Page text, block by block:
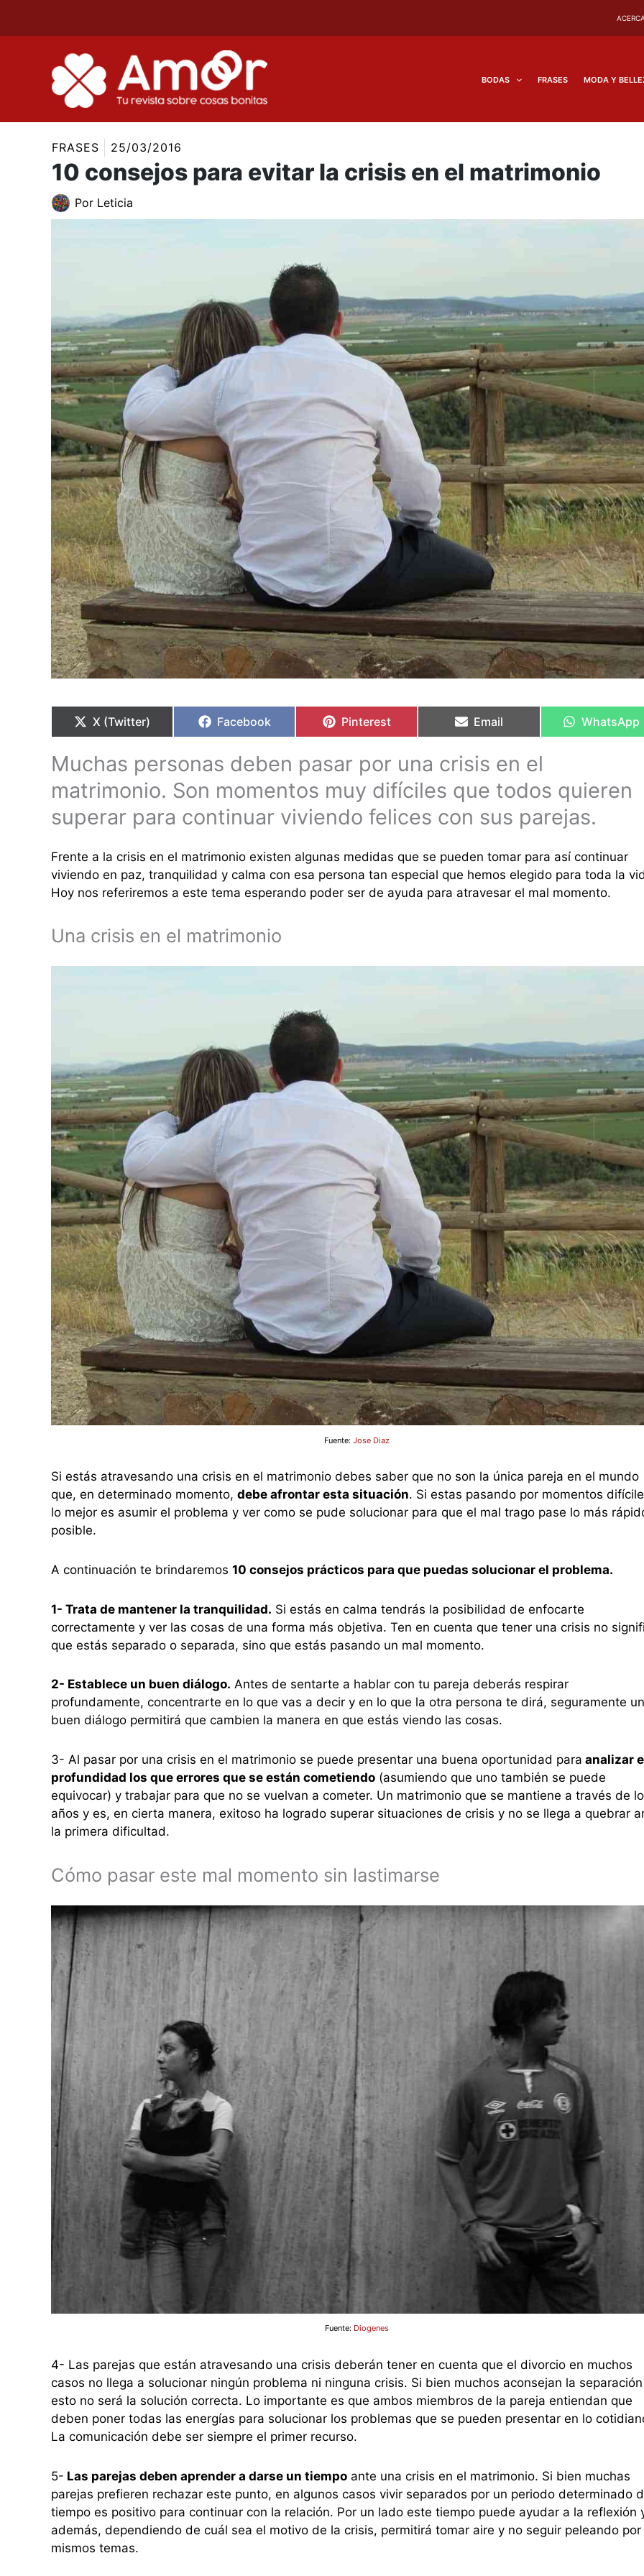
BODAS FRASES MODA Y
FRASES 25/03/2016
10 consejos para evitar la crisis en el matrimonio
Por Leticia
en
X (Twitter)
en
Facebook
en
Pinterest
en
Email
en
WhatsApp
Muchas personas deben pasar por una crisis en el
matrimonio. Son momentos muy difíciles que todos quieren
superar para continuar viviendo felices con sus parejas.
Frente a la crisis en el matrimonio existen algunas medidas que se pueden tomar para así continuar
viviendo en paz, tranquilidad y calma con esa persona tan especial que hemos elegido para toda la
Hoy nos referiremos a este tema esperando poder ser de ayuda para atravesar el mal momento.
Una crisis en el matrimonio
Fuente: Jose Diaz
Si estás atravesando una crisis en el matrimonio debes saber que no son la única pareja en el mundo
que, en determinado momento, debe afrontar esta situación. Si estas pasando por momentos
lo mejor es asumir el problema y ver como se pude solucionar para que el mal trago pase lo más
posible.
A continuación te brindaremos 10 consejos prácticos para que puedas solucionar el problema.
1- Trata de mantener la tranquilidad. Si estás en calma tendrás la posibilidad de enfocarte
correctamente y ver las cosas de una forma más objetiva. Ten en cuenta que tener una crisis no
que estás separado o separada, sino que estás pasando un mal momento.
2- Establece un buen diálogo. Antes de sentarte a hablar con tu pareja deberás respirar
profundamente, concentrarte en lo que vas a decir y en lo que la otra persona te dirá, seguramente un
buen diálogo permitirá que cambien la manera en que estás viendo las cosas.
3- Al pasar por una crisis en el matrimonio se puede presentar una buena oportunidad para analizar
profundidad los que errores que se están cometiendo(asumiendo que uno también se puede
equivocar) y trabajar para que no se vuelvan a cometer. Un matrimonio que se mantiene a través de
años y es, en cierta manera, exitoso ha logrado superar situaciones de crisis y no se llega a quebrar
la primera dificultad.
Cómo pasar este mal momento sin lastimarse
Fuente: Diogenes
4- Las parejas que están atravesando una crisis deberán tener en cuenta que el divorcio en muchos
casos no llega a solucionar ningún problema ni ninguna crisis. Si bien muchos aconsejan la separación
esto no será la solución correcta. Lo importante es que ambos miembros de la pareja entiendan que
deben poner todas las energías para solucionar los problemas que se pueden presentar en lo
La comunicación debe ser siempre el primer recurso.
5- Las parejas deben aprender a darse un tiempoante una crisis en el matrimonio. Si bien muchas
parejas prefieren rechazar este punto, en algunos casos vivir separados por un periodo determinado
tiempo es positivo para continuar con la relación. Por un lado este tiempo puede ayudar a la reflexión
además, dependiendo de cuál sea el motivo de la crisis, permitirá tomar aire y no seguir peleando por
mismos temas.
en
en
en
en
en